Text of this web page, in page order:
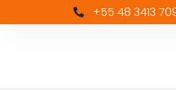
+55 48 3413